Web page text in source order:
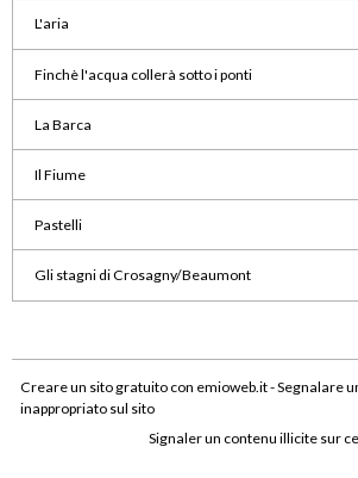
L'aria
Finchè l'acqua collerà sotto i ponti
La Barca
Il Fiume
Pastelli
Gli stagni di Crosagny/Beaumont
Creare un sito gratuito con emioweb.it -Segnalare
inappropriato sul sito
Signaler un contenu illicite sur